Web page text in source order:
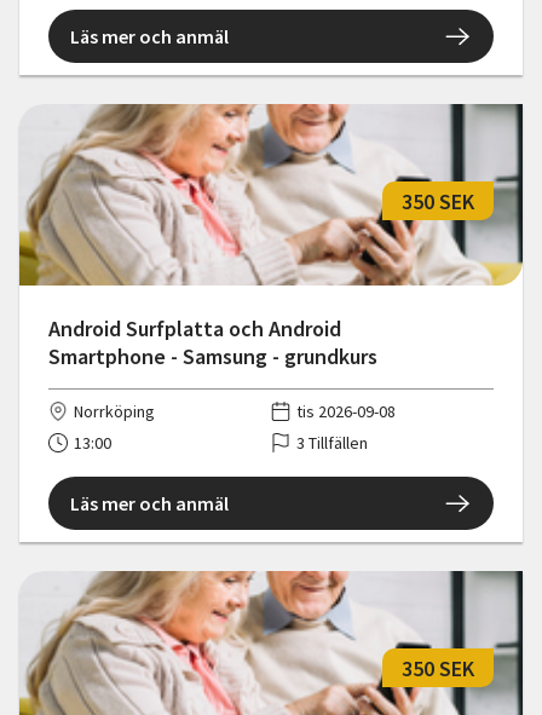
Läs mer och anmäl
Android Surfplatta och Android
Smartphone - Samsung - grundkurs
350 SEK
Norrköping
tis 2026-09-08
13:00
3 Tillfällen
Läs mer och anmäl
350 SEK